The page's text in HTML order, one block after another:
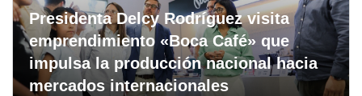
Presidenta Delcy Rodríguez visita
emprendimiento «Boca Café» que
impulsa la producción nacional hacia
mercados internacionales